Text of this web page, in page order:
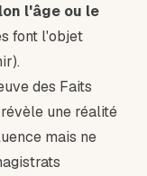
l'âge ou le
font l'objet
des Faits
une réalité
mais ne